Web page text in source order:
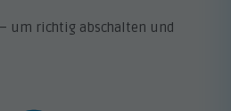
um richtig abschalten und